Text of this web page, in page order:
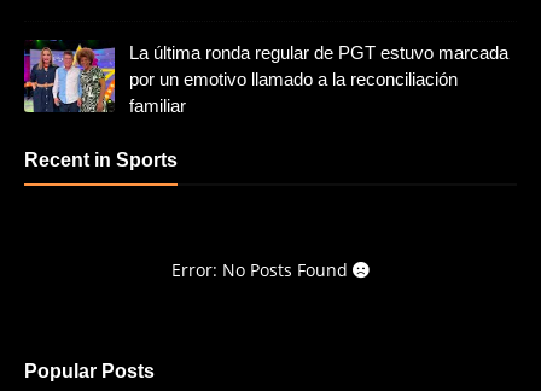
La última ronda regular de PGT estuvo marcada
por un emotivo llamado a la reconciliación
familiar
Recent in Sports
Error: No Posts Found
Popular Posts